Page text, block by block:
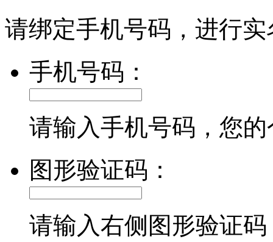
请绑定手机号码，进行
手机号码：
请输入手机号码，您
图形验证码：
请输入右侧图形验证码